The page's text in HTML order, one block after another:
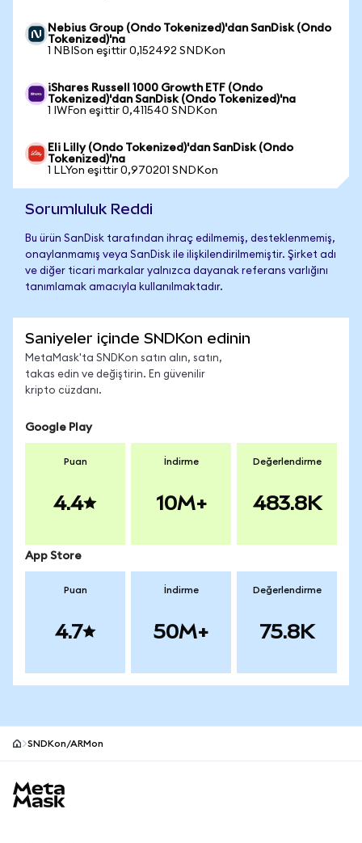
Nebius Group (Ondo Tokenized)'dan SanDisk (Ondo
Tokenized)'na
1 NBISon eşittir 0,152492 SNDKon
iShares Russell 1000 Growth ETF (Ondo
Tokenized)'dan SanDisk (Ondo Tokenized)'na
1 IWFon eşittir 0,411540 SNDKon
Eli Lilly (Ondo Tokenized)'dan SanDisk (Ondo
Tokenized)'na
1 LLYon eşittir 0,970201 SNDKon
Sorumluluk Reddi
Bu ürün SanDisk tarafından ihraç edilmemiş, desteklenmemiş,
onaylanmamış veya SanDisk ile ilişkilendirilmemiştir. Şirket adı
ve diğer ticari markalar yalnızca dayanak referans varlığını
tanımlamak amacıyla kullanılmaktadır.
Saniyeler içinde SNDKon edinin
MetaMask'ta SNDKon satın alın, satın,
takas edin ve değiştirin. En güvenilir
kripto cüzdanı.
Google Play
Puan
4.4
İndirme
10M+
Değerlendirme
483.8K
App Store
Puan
4.7
İndirme
50M+
Değerlendirme
75.8K
SNDKon/ARMon